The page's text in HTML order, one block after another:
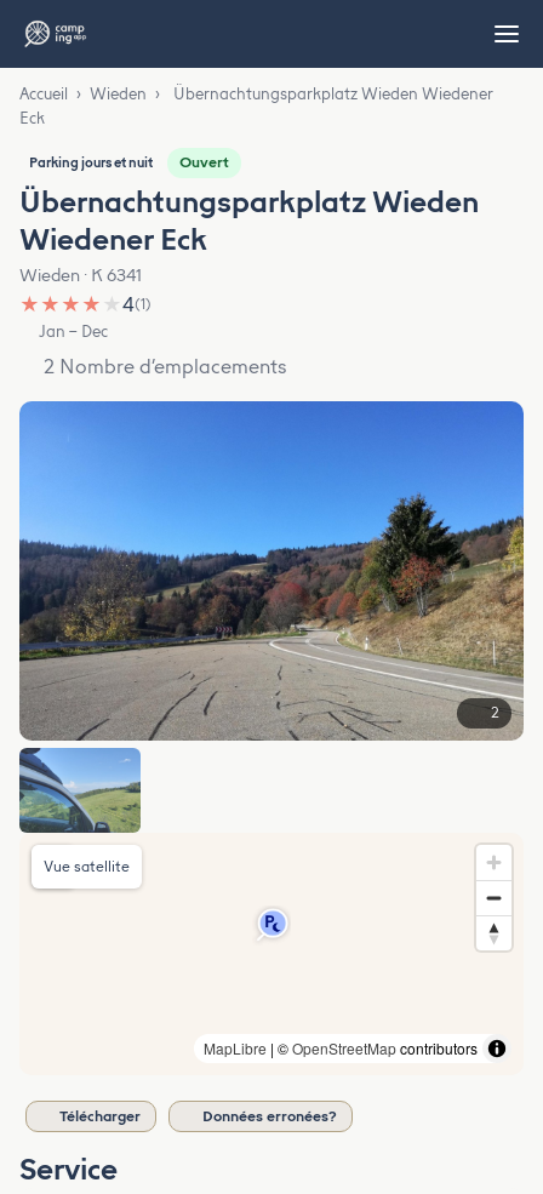
Accueil › Wieden ›
Übernachtungsparkplatz Wieden Wiedener
Eck
Parking jours et nuit Ouvert
Übernachtungsparkplatz Wieden
Wiedener Eck
Wieden · K 6341
★ ★ ★ ★ ★4(1)
Jan – Dec
2 Nombre d’emplacements
2
MapLibre | ©OpenStreetMapcontributors
Vue satellite
Télécharger Données erronées?
Service